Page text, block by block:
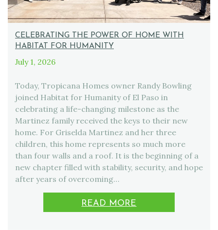
CELEBRATING THE POWER OF HOME WITH
HABITAT FOR HUMANITY
July 1, 2026
Today, Tropicana Homes owner Randy Bowling
joined Habitat for Humanity of El Paso in
celebrating a life-changing milestone as the
Martinez family received the keys to their new
home. For Griselda Martinez and her three
children, this home represents so much more
than four walls and a roof. It is the beginning of a
new chapter filled with stability, security, and hope
after years of overcoming…
READ MORE